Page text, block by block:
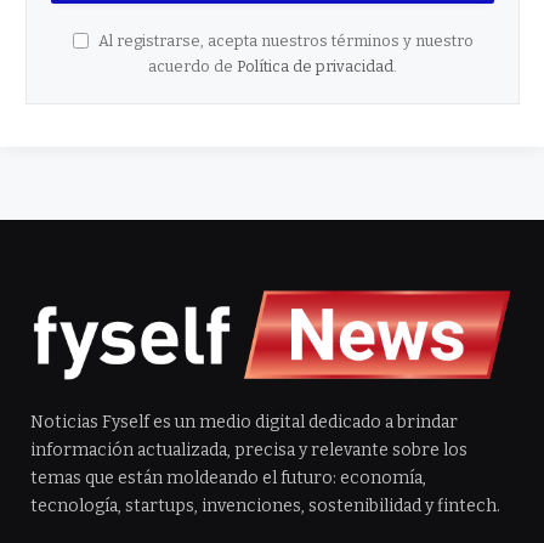
Al registrarse, acepta nuestros términos y nuestro
acuerdo de Política de privacidad
Noticias Fyself es un medio digital dedicado a brindar
información actualizada, precisa y relevante sobre los
temas que están moldeando el futuro: economía,
tecnología, startups, invenciones, sostenibilidad y fintech.